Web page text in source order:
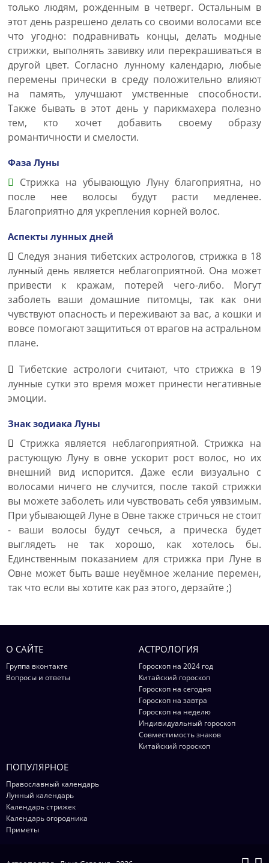
только людям, рожденным в четверг. Остальным в
этот день разрешено делать со своими волосами все
что угодно: подравнивать концы, делать модные
стрижки, выполнять завивку или перекрашиваться в
другой цвет. Согласно лунному календарю, любые
перемены прически в среду положительно влияют
на память, улучшают умственные способности.
Также бывать в этот день у парикмахера полезно
тем, кто хочет добавить своему образу
романтичности и смелости.
Фаза Луны
Стрижка на убывающую Луну благоприятна, но
после нее волосы будут расти медленее.
Благоприятно для укрепления корней волос.
Аспекты лунных дней
Следуя знания тибетских астрологов, стрижка в 18
лунный день является неблагоприятной. Она может
привести к кражам, потерей чего-либо. Могут
заболеть ваши домашние питомцы, так как они
чувствуют опасность и переживают за вас, а кошки и
вовсе помогают защититься от врагов на астральном
плане.
Тибетские астрологи считают, что стрижка в 19
лунные сутки это время может принести негативные
эмоции.
Знак зодиака Луны
Стрижка является неблагоприятной. Стрижка на
растующую Луну в овне ускорит рост волос, но их
внешний вид испорится. Даже если визуально с
волосами ничего не случится, после такой стрижки
вы можете заболеть или чувствовать себя уявзимым.
При убывающей Луне в Овне также стричься не стоит
- ваши волосы будут сечься, а прическа будет
выглядеть не так хорошо, как хотелось бы.
Единственным показанием для стрижка при Луне в
Овне может быть ваше неуёмное желание перемен,
так что если вы хотите как раз этого, дерзайте ;)
О САЙТЕ
Группа вконтакте
Вопросы и ответы
АСТРОЛОГИЯ
Гороскоп на 2024 год
Китайский гороскоп
Гороскоп на сегодня
Гороскоп на завтра
Гороскоп на неделю
Индивидуальный гороскоп
Совместимость знаков
Китайский гороскоп
ПОПУЛЯРНОЕ
Православный календарь
Лунный календарь
Календарь стрижек
Календарь огородника
Приметы